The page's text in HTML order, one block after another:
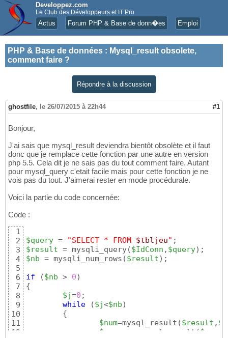
Developpez.com
Le Club des Développeurs et IT Pro
Actus Forum PHP & Base de donn�es Emploi
PHP & Base de données : Mysql_result obsolete,
comment faire ?
Répondre à la discussion
ghostfile, le 26/07/2015 à 22h44 #1
Bonjour,
J'ai sais que mysql_result deviendra bientôt obsolète et il faut
donc que je remplace cette fonction par une autre en version
php 5.5. Cela dit je ne sais pas du tout comment faire. Autant
pour mysql_query c'etait facile mais pour cette fonction je ne
vois pas du tout. J'aimerai rester en mode procédurale.
Voici la partie du code concernée:
Code :
1
2
3
4
5
6
7
8
9
10
11
12
$query = "SELECT * FROM $tbljeu"
$result = mysqli_query($IdConn , $query)
$nb = mysqli_num_rows ($result) ;
if
($nb > 0)
{
$j=0 ;
while
($j<$nb)
{
$num=mysql_result ($result , $j
$numasso
=mysql_result (